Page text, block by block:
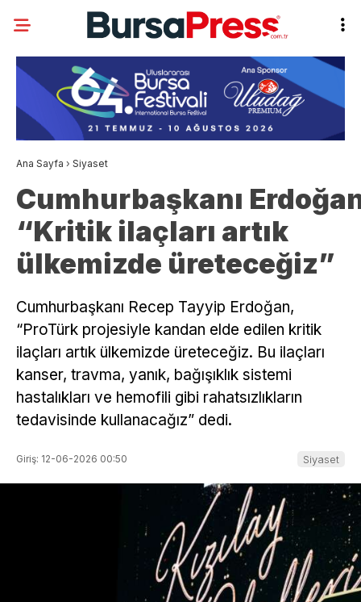
Ana Sayfa › Siyaset
Cumhurbaşkanı
“Kritik ilaçları artık
ülkemizde üreteceğiz”
Cumhurbaşkanı Recep Tayyip Erdoğan,
“ProTürk projesiyle kandan elde edilen kritik
ilaçları artık ülkemizde üreteceğiz. Bu ilaçları
kanser, travma, yanık, bağışıklık sistemi
hastalıkları ve hemofili gibi rahatsızlıkların
tedavisinde kullanacağız” dedi.
Giriş: 12-06-2026 00:50 Siyaset